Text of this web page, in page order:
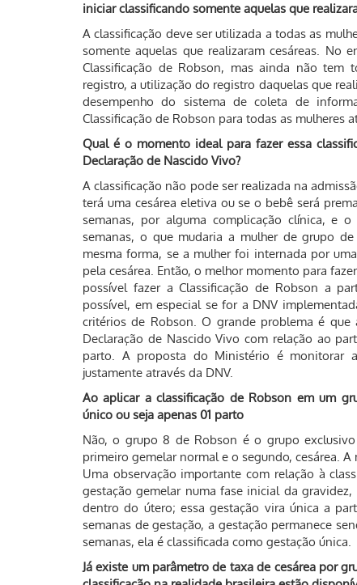
iniciar classificando somente aquelas que
A classificação deve ser utilizada a todas as
somente aquelas que realizaram cesáreas.
Classificação de Robson, mas ainda não tem
registro, a utilização do registro daquelas que
desempenho do sistema de coleta de
Classificação de Robson para todas as mulheres
Qual é o momento ideal para fazer essa
Declaração de Nascido Vivo?
A classificação não pode ser realizada na
terá uma cesárea eletiva ou se o bebê será
semanas, por alguma complicação clínica, e
semanas, o que mudaria a mulher de grupo
mesma forma, se a mulher foi internada por
pela cesárea. Então, o melhor momento para
possível fazer a Classificação de Robson a
possível, em especial se for a DNV
critérios de Robson. O grande problema é
Declaração de Nascido Vivo com relação ao
parto. A proposta do Ministério é monitorar
justamente através da DNV.
Ao aplicar a classificação de Robson em um
único ou seja apenas 01 parto
Não, o grupo 8 de Robson é o grupo
primeiro gemelar normal e o segundo, cesárea.
Uma observação importante com relação à
gestação gemelar numa fase inicial da
dentro do útero; essa gestação vira única a
semanas de gestação, a gestação permanece
semanas, ela é classificada como gestação única.
Já existe um parâmetro de taxa de cesárea por